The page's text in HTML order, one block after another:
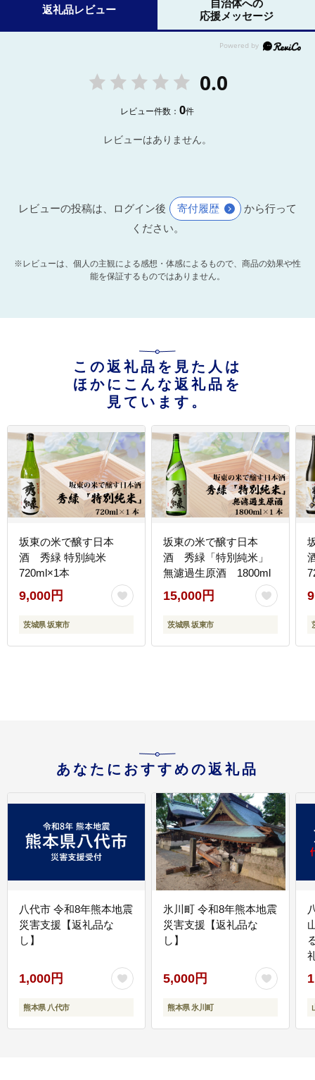
返礼品レビュー
自治体への
応援メッセージ
0.0
レビュー件数：0件
レビューはありません。
レビューの投稿は、ログイン後 寄付履歴
から行って
ください。
※レビューは、個人の主観による感想・体感によるもので、商品の効果や性
能を保証するものではありません。
この返礼品を見た人は
ほかにこんな返礼品を
見ています。
坂東の米で醸す日本
酒 秀緑 特別純米
720ml×1本
9,000円
茨城県 坂東市
坂東の米で醸す日本
酒 秀緑「特別純米」
無濾過生原酒 1800ml
15,000円
茨城県 坂東市
あなたにおすすめの返礼品
八代市 令和8年熊本地震
災害支援【返礼品な
し】
1,000円
熊本県 八代市
氷川町 令和8年熊本地震
災害支援【返礼品な
し】
5,000円
熊本県 氷川町